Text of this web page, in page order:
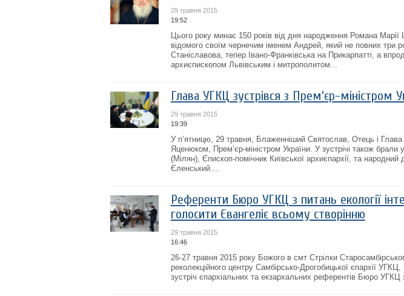
29 травня 2015
19:52
Цього року минає 150 років від дня народження Романа Марії
відомого своїм чернечим іменем Андрей, який не повних три
Станіславова, тепер Івано-Франківська на Прикарпатті, а
архиєпископом Львівським і митрополитом...
Глава УГКЦ зустрівся з Прем’єр-міністром
29 травня 2015
19:39
У п’ятницю, 29 травня, Блаженніший Святослав, Отець і
Яценюком, Прем’єр-міністром України. У зустрічі також
(Мілян), Єпископ-помічник Київської архиєпархії, та народний
Єленський....
Референти Бюро УГКЦ з питань екології
голосити Євангеліє всьому створінню
29 травня 2015
16:46
26-27 травня 2015 року Божого в смт Стрілки
реколекційного центру Самбірсько-Дрогобицької єпархії
зустріч єпархіальних та екзархальних референтів Бюро УГКЦ